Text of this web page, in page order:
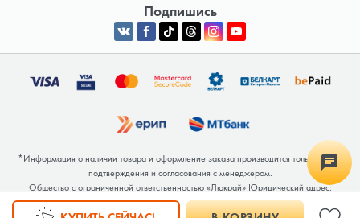
Подпишись
*Информация о наличии товара и оформление заказа производится только после
подтверждения и согласования с менеджером.
Общество с ограниченной ответственностью «Люкрай» Юридический адрес:
220062, г. Минск, ул. Тимирязева, дом 123, корп. 2, оф. 367/2 Почтовый адрес: